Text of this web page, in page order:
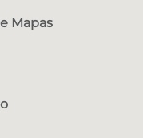
Mapas